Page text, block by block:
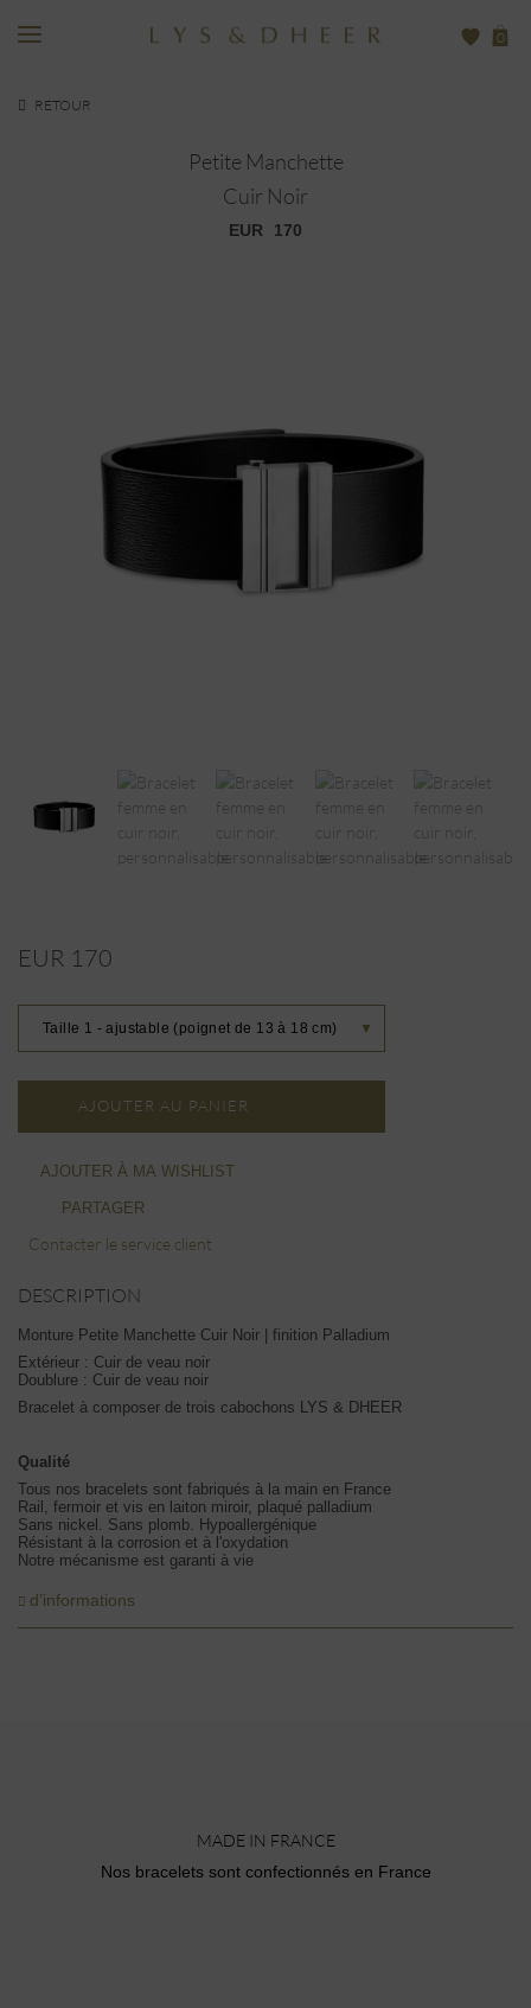
0
RETOUR
Petite Manchette
Cuir Noir
EUR 170
EUR 170
Taille 1 - ajustable (poignet de 13 à 18 cm) ▼
AJOUTER AU PANIER
AJOUTER À MA WISHLIST
PARTAGER
Contacter le service client
DESCRIPTION
Monture Petite Manchette Cuir Noir | finition Palladium
Extérieur : Cuir de veau noir
Doublure : Cuir de veau noir
Bracelet à composer de trois cabochons LYS & DHEER
Qualité
Tous nos bracelets sont fabriqués à la main en France
Rail, fermoir et vis en laiton miroir, plaqué palladium
Sans nickel. Sans plomb. Hypoallergénique
Résistant à la corrosion et à l'oxydation
Notre mécanisme est garanti à vie
d’informations
MADE IN FRANCE
Nos bracelets sont confectionnés en France